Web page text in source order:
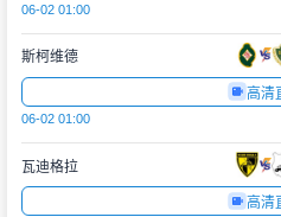
06-02 01:00
斯柯维德
高清
06-02 01:00
瓦迪格拉
高清